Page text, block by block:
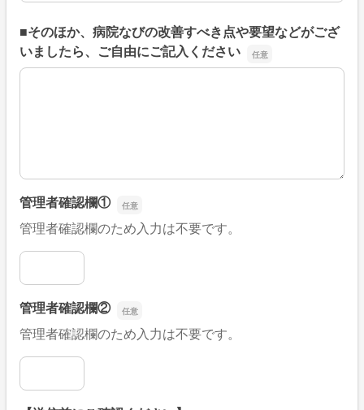
■そのほか、病院なびの改善すべき点や要望などがござ
いましたら、ご自由にご記入ください
■そのほか、病院なびの改善すべき点や要望などがござい
管理者確認欄①
管理者確認欄のため入力は不要です。
管理者確認欄①
管理者確認欄②
管理者確認欄のため入力は不要です。
管理者確認欄②